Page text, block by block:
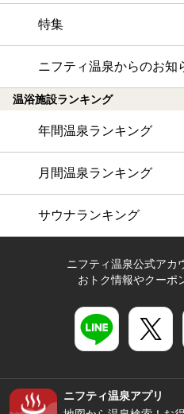
特集
ニフティ温泉からのお知
温浴施設ランキング
年間温泉ランキング
月間温泉ランキング
サウナランキング
ニフティ温泉公式アカ
おトク情報やクーポ
ニフティ温泉アプリ